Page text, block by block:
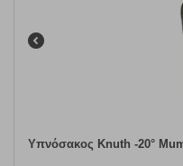
Υπνόσακος Knuth -20°